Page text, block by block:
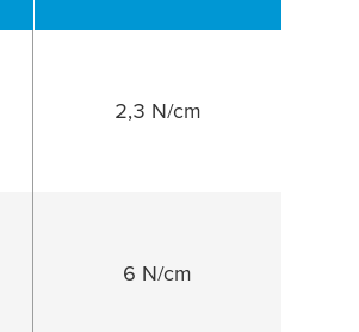
2,3 N/cm
6 N/cm